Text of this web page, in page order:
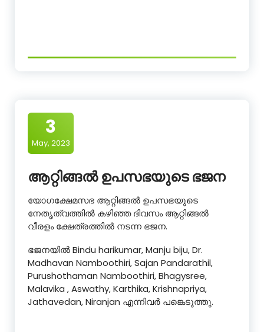
3
May, 2023
ആറ്റിങ്ങൽ ഉപസഭയുടെ ഭജന
യോഗക്ഷേമസഭ ആറ്റിങ്ങൽ ഉപസഭയുടെ
നേതൃത്വത്തിൽ കഴിഞ്ഞ ദിവസം ആറ്റിങ്ങൽ
വീരളം ക്ഷേത്രത്തിൽ നടന്ന ഭജന.
ഭജനയിൽ Bindu harikumar, Manju biju, Dr.
Madhavan Namboothiri, Sajan Pandarathil,
Purushothaman Namboothiri, Bhagysree,
Malavika , Aswathy, Karthika, Krishnapriya,
Jathavedan, Niranjan എന്നിവർ പങ്കെടുത്തു.